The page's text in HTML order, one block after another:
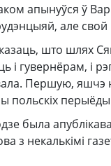
апынуўся ў
але свой
што шлях
і гувернёрам, і
Першую, яшчэ
польскіх
была
з некалькімі